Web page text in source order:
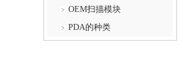
OEM扫描模块
PDA的种类